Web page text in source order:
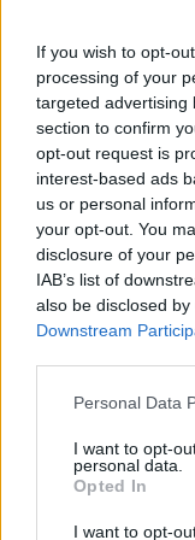
If you wish to opt-
processing of your
targeted advertising
section to confirm
opt-out request is
interest-based ads
us or personal
your opt-out. You
disclosure of your
IAB’s list of
also be disclosed
Downstream
Personal Data
I want to opt-
personal data.
Opted In
I want to opt-
Ilves – KalPa/Lukko/
To 21.3. klo 18.30
La 23.3. klo 17.00
Ma 25.3. klo 18.30
Ke 27.3. klo 18.30
Tarvittaessa:
Pe 29.3. klo 18.30
La 30.3. klo 17.00
Ke 20.3. klo 18.30